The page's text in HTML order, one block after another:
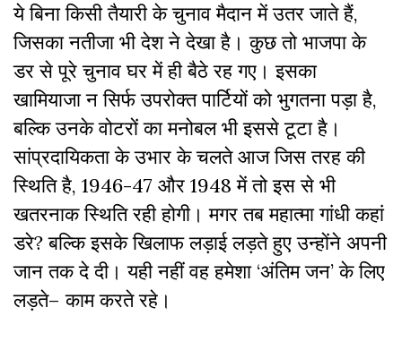
ये बिना किसी तैयारी के चुनाव मैदान में उतर जाते हैं,
जिसका नतीजा भी देश ने देखा है। कुछ तो भाजपा के
डर से पूरे चुनाव घर में ही बैठे रह गए। इसका
खामियाजा न सिर्फ उपरोक्त पार्टियों को भुगतना पड़ा है,
बल्कि उनके वोटरों का मनोबल भी इससे टूटा है।
सांप्रदायिकता के उभार के चलते आज जिस तरह की
स्थिति है, 1946-47 और 1948में तो इस से भी
खतरनाक स्थिति रही होगी। मगर तब महात्मा गांधी कहां
डरे?बल्कि इसके खिलाफ लड़ाई लड़ते हुए उन्होंने अपनी
जान तक दे दी। यही नहीं वह हमेशा‘अंतिम जन’के लिए
लड़ते–काम करते रहे।